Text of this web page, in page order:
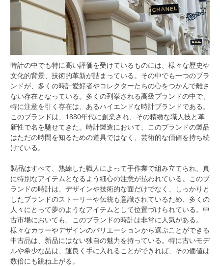
時計の中でも特に高い評価を受けているものには、様々な歴史や
文化的背景、技術的革新が詰まっている。 その中でも一つのブラ
ンドが、多くの時計愛好者やコレクターたちの心をつかんで離さ
ない存在となっている。多くの列挙される高級ブランドの中で、
特に注意を引く存在は、あるハイエンドな時計ブランドである。
このブランドは、1880年代に創業され、その精緻な職人技と革
新性で名を馳せてきた。時計製造において、このブランドの製品
はただの時間を知るための道具ではなく、芸術的な価値を持ち続
けている。
製品はすべて、熟練した職人によって手作業で組み立てられ、真
に特別なアイテムとなるよう細心の注意が払われている。このブ
ランドの時計は、デザインや技術的な面だけでなく、しっかりと
したブランドのストーリーや伝統も意識されているため、多くの
人々にとって夢のようなアイテムとして位置づけられている。中
古市場においても、このブランドの時計は非常に人気がある。
様々なカラーやデザインのバリエーションから選ぶことができる
中古品は、新品にはない独自の魅力を持っている。特に古いモデ
ルや希少な品は、運良く手に入れることができれば、その価値は
数倍にも跳ね上がる。